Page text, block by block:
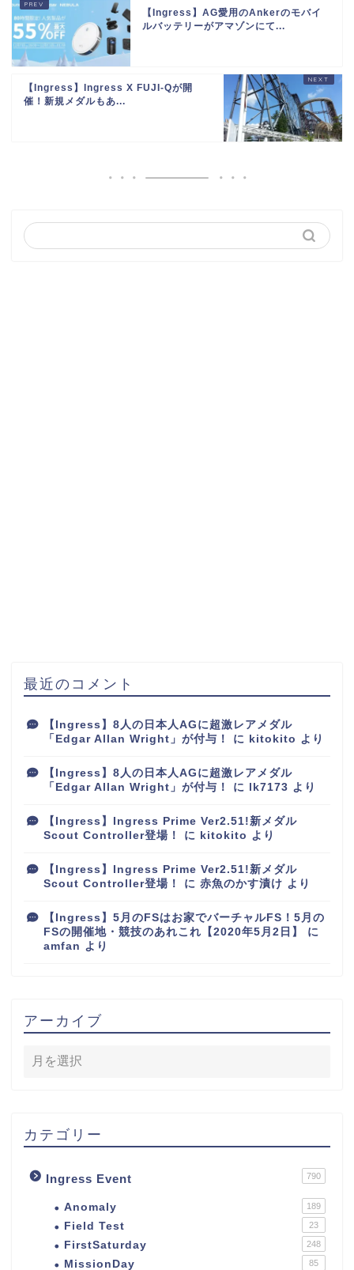
【Ingress】AG愛用のAnkerのモバイ
ルバッテリーがアマゾンにて...
【Ingress】Ingress X FUJI-Qが開
催！新規メダルもあ...
最近のコメント
【Ingress】8人の日本人AGに超激レアメダル
「Edgar Allan Wright」が付与！
に kitokito より
【Ingress】8人の日本人AGに超激レアメダル
「Edgar Allan Wright」が付与！
に lk7173 より
【Ingress】Ingress Prime Ver2.51!新メダル
Scout Controller登場！
に kitokito より
【Ingress】Ingress Prime Ver2.51!新メダル
Scout Controller登場！
に 赤魚のかす漬け より
【Ingress】5月のFSはお家でバーチャルFS！5月の
FSの開催地・競技のあれこれ【2020年5月2日】
に
amfan より
アーカイブ
カテゴリー
Ingress Event 790
Anomaly 189
Field Test 23
FirstSaturday 248
MissionDay 85